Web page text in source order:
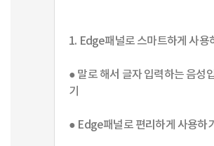
1. Edge패널로 스마트하게 사용
● 말로 해서 글자 입력하는 음성
기
● Edge패널로 편리하게 사용하기